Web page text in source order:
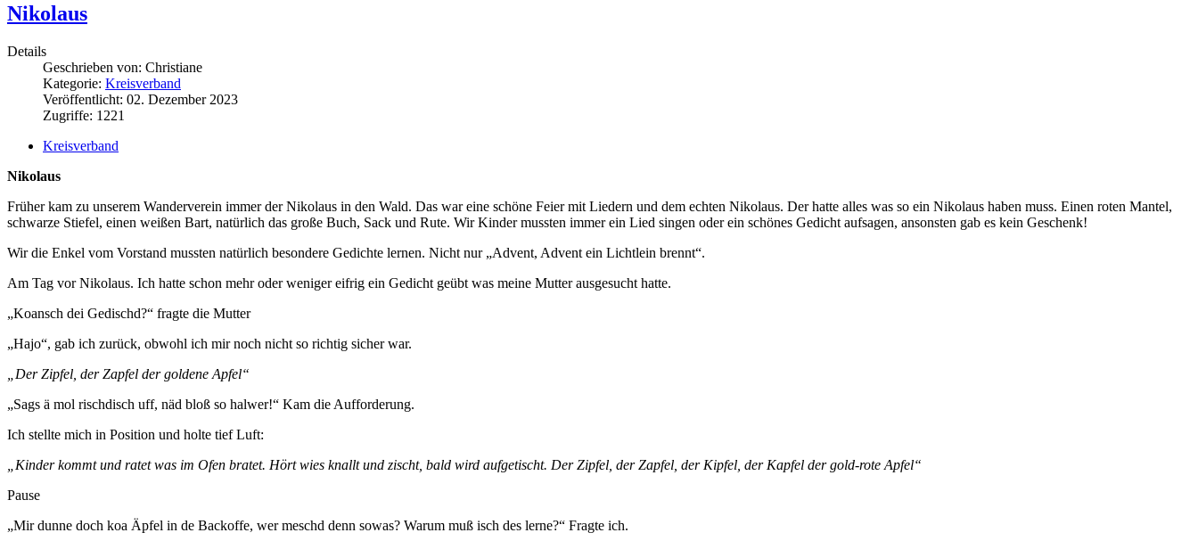
Nikolaus
Details
Geschrieben von: Christiane
Kategorie: Kreisverband
Veröffentlicht: 02. Dezember 2023
Zugriffe: 1221
Kreisverband
Nikolaus
Früher kam zu unserem Wanderverein immer der Nikolaus in den Wald. Das war eine schöne Feier mit Liedern und dem echten Nikolaus. Der hatte alles was so ein Nikolaus haben muss. Einen roten Mantel,
schwarze Stiefel, einen weißen Bart, natürlich das große Buch, Sack und Rute. Wir Kinder mussten immer ein Lied singen oder ein schönes Gedicht aufsagen, ansonsten gab es kein Geschenk!
Wir die Enkel vom Vorstand mussten natürlich besondere Gedichte lernen. Nicht nur „Advent, Advent ein Lichtlein brennt“.
Am Tag vor Nikolaus. Ich hatte schon mehr oder weniger eifrig ein Gedicht geübt was meine Mutter ausgesucht hatte.
„Koansch dei Gedischd?“ fragte die Mutter
„Hajo“, gab ich zurück, obwohl ich mir noch nicht so richtig sicher war.
„Der Zipfel, der Zapfel der goldene Apfel“
„Sags ä mol rischdisch uff, näd bloß so halwer!“ Kam die Aufforderung.
Ich stellte mich in Position und holte tief Luft:
„Kinder kommt und ratet was im Ofen bratet. Hört wies knallt und zischt, bald wird aufgetischt. Der Zipfel, der Zapfel, der Kipfel, der Kapfel der gold-rote Apfel“
Pause
„Mir dunne doch koa Äpfel in de Backoffe, wer meschd denn sowas? Warum muß isch des lerne?“ Fragte ich.